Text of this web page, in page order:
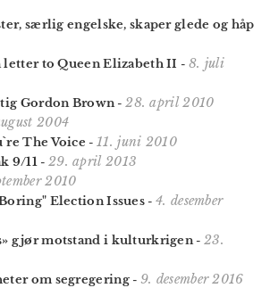
særlig engelske, skaper glede og håp
letter to Queen Elizabeth II - 8. juli
Gordon Brown-28. april 2010
2004
The Voice - 11. juni 2010
9/11- 29. april 2013
2010
Election Issues - 4. desember
gjør motstand i kulturkrigen-23.
om segregering- 9. desember 2016